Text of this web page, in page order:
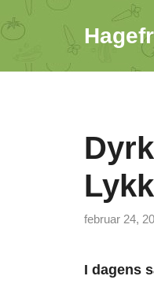
Hopp
til
innhold
februar 24,
I dagens